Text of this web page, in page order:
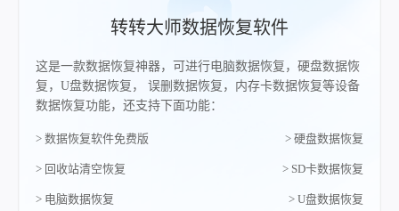
转转大师数据恢复软件
这是一款数据恢复神器，可进行电脑数据恢复，硬盘数据恢
复，U盘数据恢复， 误删数据恢复，内存卡数据恢复等设备
数据恢复功能，还支持下面功能：
> 数据恢复软件免费版 > 硬盘数据恢复
> 回收站清空恢复 > SD卡数据恢复
> 电脑数据恢复 > U盘数据恢复